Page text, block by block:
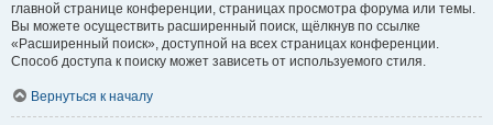
главной странице конференции, страницах просмотра форума или темы.
Вы можете осуществить расширенный поиск, щёлкнув по ссылке
«Расширенный поиск», доступной на всех страницах конференции.
Способ доступа к поиску может зависеть от используемого стиля.
Вернуться к началу